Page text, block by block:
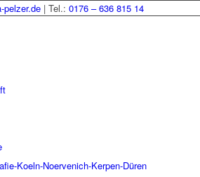
pelzer.de| Tel.: 0176 – 636 815 14
Koeln-Noervenich-Kerpen-Düren